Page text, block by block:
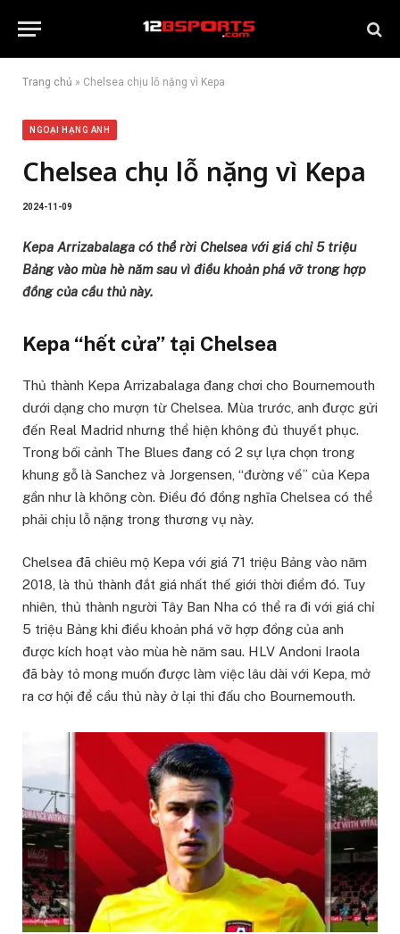
Trang chủ » Chelsea chịu lỗ nặng vì Kepa
NGOẠI HẠNG ANH
Chelsea chịu lỗ nặng vì Kepa
2024-11-09
Kepa Arrizabalaga có thể rời Chelsea với giá chỉ 5 triệu
Bảng vào mùa hè năm sau vì điều khoản phá vỡ trong hợp
đồng của cầu thủ này.
Kepa “hết cửa” tại Chelsea
Thủ thành Kepa Arrizabalaga đang chơi cho Bournemouth
dưới dạng cho mượn từ Chelsea. Mùa trước, anh được gửi
đến Real Madrid nhưng thể hiện không đủ thuyết phục.
Trong bối cảnh The Blues đang có 2 sự lựa chọn trong
khung gỗ là Sanchez và Jorgensen, “đường về” của Kepa
gần như là không còn. Điều đó đồng nghĩa Chelsea có thể
phải chịu lỗ nặng trong thương vụ này.
Chelsea đã chiêu mộ Kepa với giá 71 triệu Bảng vào năm
2018, là thủ thành đắt giá nhất thế giới thời điểm đó. Tuy
nhiên, thủ thành người Tây Ban Nha có thể ra đi với giá chỉ
5 triệu Bảng khi điều khoản phá vỡ hợp đồng của anh
được kích hoạt vào mùa hè năm sau. HLV Andoni Iraola
đã bày tỏ mong muốn được làm việc lâu dài với Kepa, mở
ra cơ hội để cầu thủ này ở lại thi đấu cho Bournemouth.